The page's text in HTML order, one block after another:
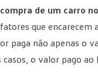
de um carro
que encarecem
paga não apenas o
o valor pago